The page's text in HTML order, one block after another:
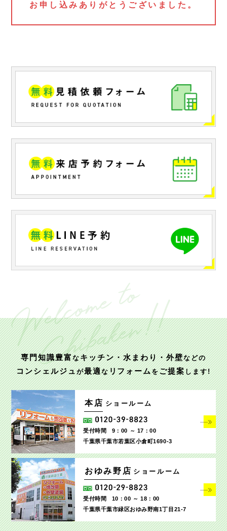
お申し込みありがとうございました。
専門知識豊富なキッチン・水まわり・外壁などの
コンシェルジュが最適なリフォームをご提案します!
本店 ショールーム
受付時間
9：00 ～ 17：00
千葉県千葉市若葉区小倉町1690‐3
おゆみ野店 ショールーム
受付時間
10：00 ～ 18：00
千葉県千葉市緑区おゆみ野南1丁目21-7